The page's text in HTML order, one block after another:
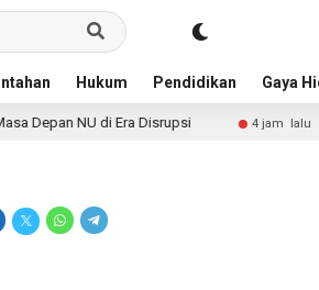
Hukum Pendidikan Gaya
Disrupsi 4 jam lalu KDMP Belum